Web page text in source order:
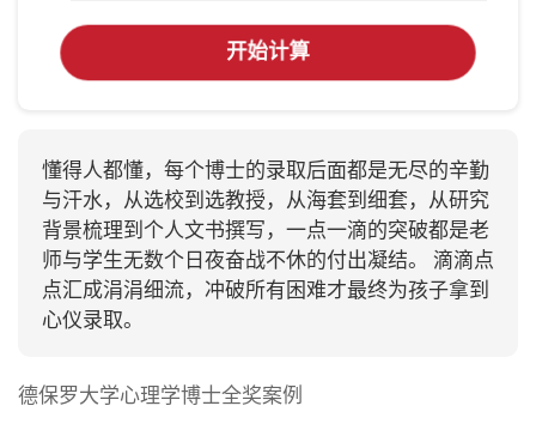
开始计算
懂得人都懂，每个博士的录取后面都是无尽的辛勤
与汗水，从选校到选教授，从海套到细套，从研究
背景梳理到个人文书撰写，一点一滴的突破都是老
师与学生无数个日夜奋战不休的付出凝结。 滴滴点
点汇成涓涓细流，冲破所有困难才最终为孩子拿到
心仪录取。
德保罗大学心理学博士全奖案例